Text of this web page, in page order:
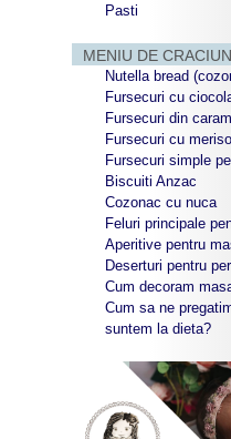
Pasti
MENIU DE CRACIUN
Nutella bread
Fursecuri cu
Fursecuri din
Fursecuri cu
Fursecuri simple
Biscuiti Anzac
Cozonac cu nuca
Feluri principale
Aperitive pentru
Deserturi pentru
Cum decoram
Cum sa ne
suntem la dieta?